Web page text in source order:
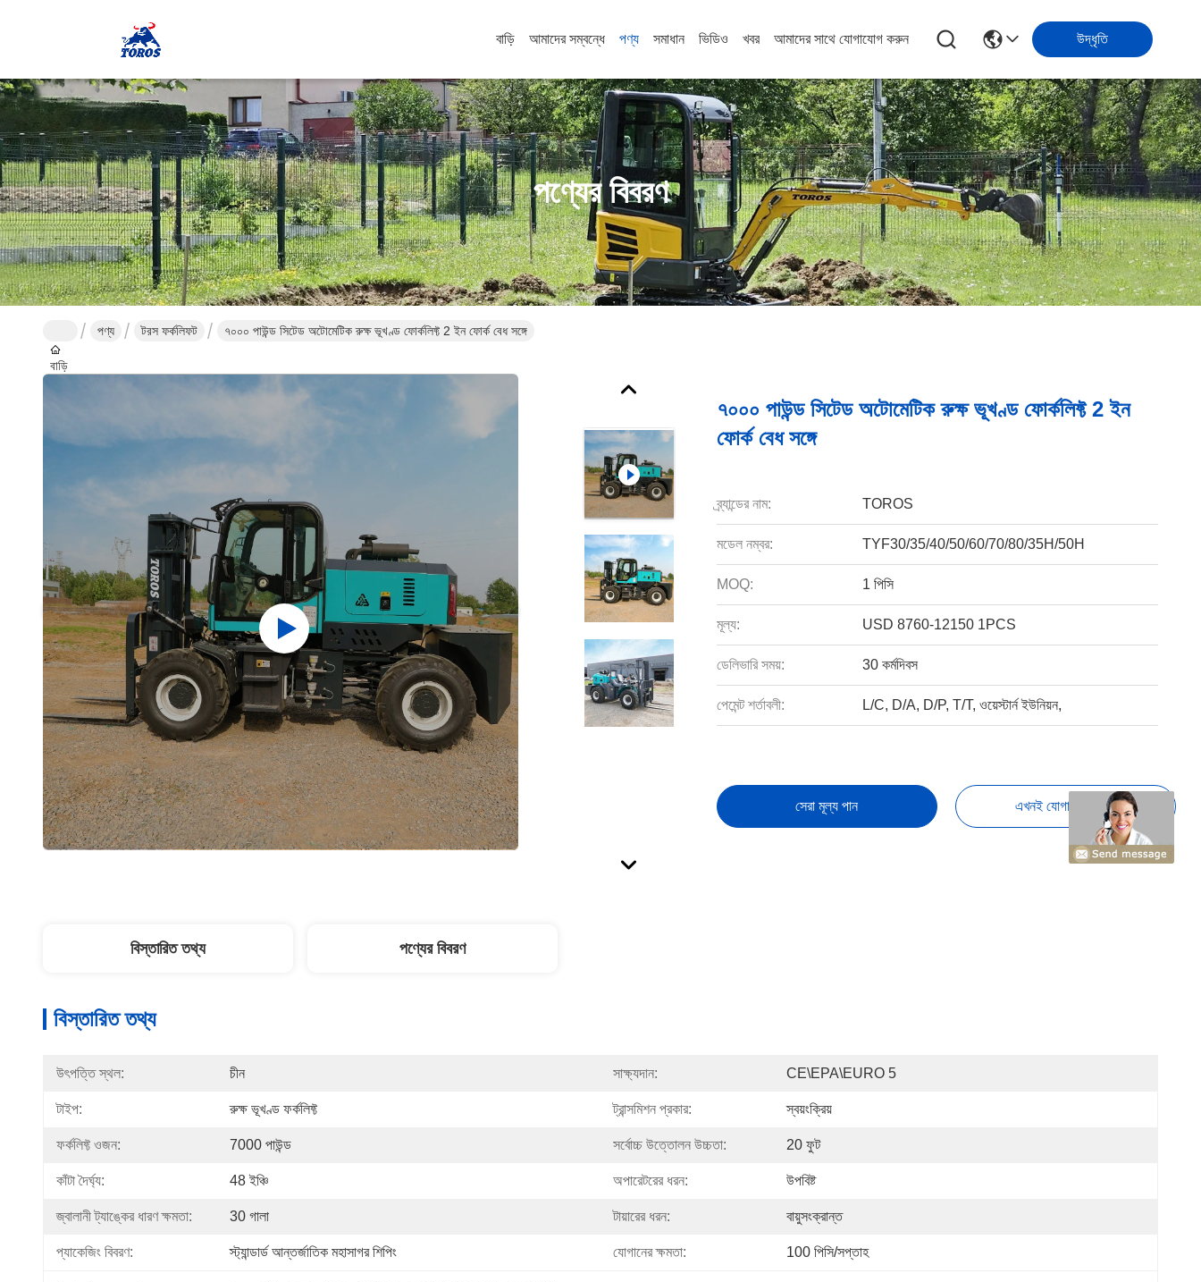
বাড়ি আমাদের সম্বন্ধে পণ্য সমাধান ভিডিও খবর আমাদের সাথে যোগাযোগ করুন উদ্ধৃতি
পণ্যের বিবরণ
বাড়ি
পণ্য টরস ফর্কলিফট ৭০০০ পাউন্ড সিটেড অটোমেটিক রুক্ষ ভূখণ্ড ফোর্কলিফ্ট 2 ইন ফোর্ক বেধ সঙ্গে
৭০০০ পাউন্ড সিটেড অটোমেটিক রুক্ষ ভূখণ্ড ফোর্কলিফ্ট 2 ইন
ফোর্ক বেধ সঙ্গে
ব্র্যান্ডের নাম: TOROS
মডেল নম্বর: TYF30/35/40/50/60/70/80/35H/50H
MOQ: 1 পিসি
মূল্য: USD 8760-12150 1PCS
ডেলিভারি সময়: 30 কর্মদিবস
পেমেন্ট শর্তাবলী: L/C, D/A, D/P, T/T, ওয়েস্টার্ন ইউনিয়ন,
সেরা মূল্য পান এখনই যোগাযোগ করুন
বিস্তারিত তথ্য পণ্যের বিবরণ
বিস্তারিত তথ্য
উৎপত্তি স্থল: চীন সাক্ষ্যদান: CE\EPA\EURO 5
টাইপ: রুক্ষ ভূখণ্ড ফর্কলিফ্ট ট্রান্সমিশন প্রকার: স্বয়ংক্রিয়
ফর্কলিফ্ট ওজন: 7000 পাউন্ড সর্বোচ্চ উত্তোলন উচ্চতা: 20 ফুট
কাঁটা দৈর্ঘ্য: 48 ইঞ্চি অপারেটরের ধরন: উপবিষ্ট
জ্বালানী ট্যাঙ্কের ধারণ ক্ষমতা: 30 গালা টায়ারের ধরন: বায়ুসংক্রান্ত
প্যাকেজিং বিবরণ: স্ট্যান্ডার্ড আন্তর্জাতিক মহাসাগর শিপিং যোগানের ক্ষমতা: 100 পিসি/সপ্তাহ